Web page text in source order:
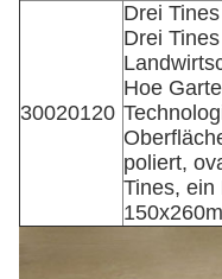
30020120
Drei
Drei
Hoe
poliert,
Tines, ein